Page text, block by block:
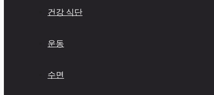
건강 식단
운동
수면